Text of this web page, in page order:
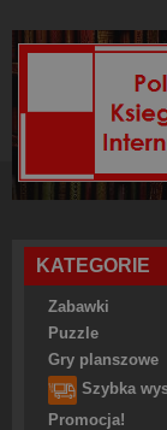
KATEGORIE
Zabawki
Puzzle
Gry planszowe
Szybka
Promocja!